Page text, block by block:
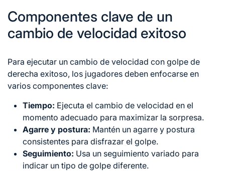
Componentes clave de un
cambio de velocidad exitoso
Para ejecutar un cambio de velocidad con golpe de
derecha exitoso, los jugadores deben enfocarse en
varios componentes clave:
Tiempo: Ejecuta el cambio de velocidad en el
momento adecuado para maximizar la sorpresa.
Agarre y postura: Mantén un agarre y postura
consistentes para disfrazar el golpe.
Seguimiento: Usa un seguimiento variado para
indicar un tipo de golpe diferente.